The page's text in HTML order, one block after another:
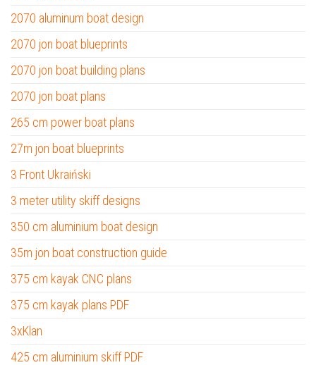
2070 aluminum boat design
2070 jon boat blueprints
2070 jon boat building plans
2070 jon boat plans
265 cm power boat plans
27m jon boat blueprints
3 Front Ukraiński
3 meter utility skiff designs
350 cm aluminium boat design
35m jon boat construction guide
375 cm kayak CNC plans
375 cm kayak plans PDF
3xKlan
425 cm aluminium skiff PDF